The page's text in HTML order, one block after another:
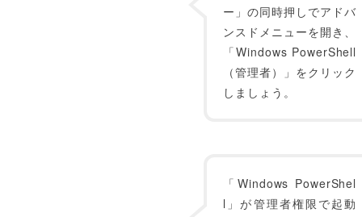
ー」の同時押しでアドバ
ンスドメニューを開き、
「Windows PowerShell
（管理者）」をクリック
しましょう。
「Windows PowerShel
l」が管理者権限で起動